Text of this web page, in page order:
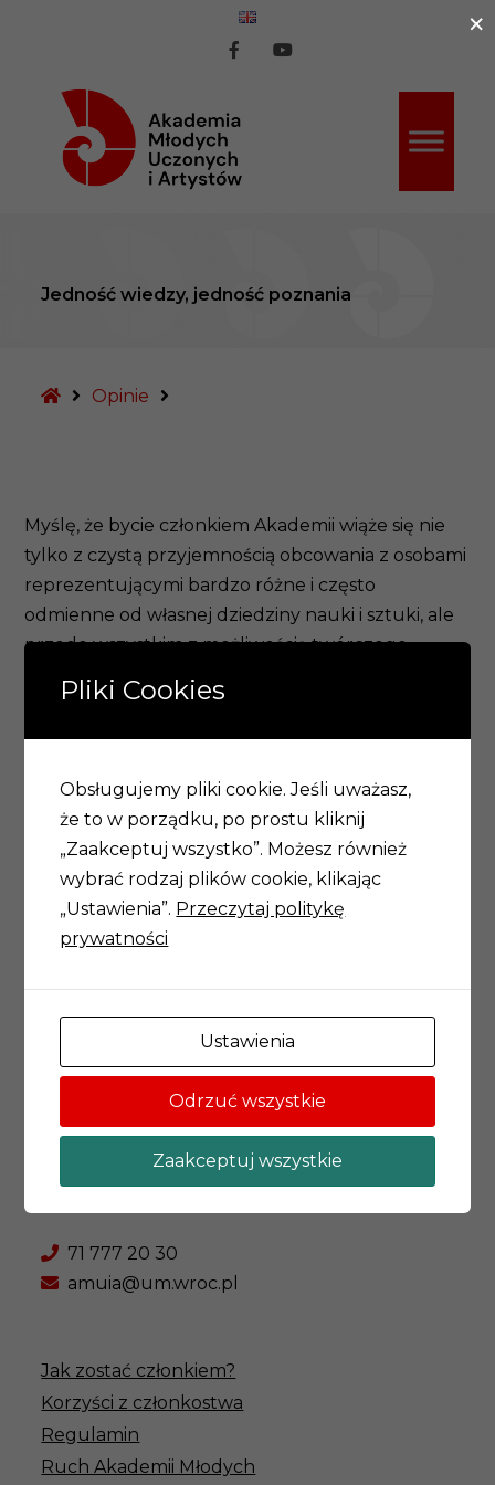
na
Facebook
Jedność wiedzy, jedność poznania
StronaOpinie
Myślę, że bycie członkiem Akademii wiąże się nie
tylko z czystą przyjemnością obcowania z osobami
reprezentującymi bardzo różne i często
odmienne od własnej dziedziny nauki i sztuki, ale
przede wszystkim z możliwością twórczego
działania wspólnego, którego celem jest zarówno
samorozwój i rozwój zbiorowy, jak i dostrzeganie
potencjału synergii, łączenia sił, działania dla dobra
Adam Mrozowicki
ul. Rynek 13,
71 777 20 30
amuia@um.wroc.pl
Jak zostać członkiem?
Korzyści z członkostwa
Regulamin
Ruch Akademii Młodych
×
Pliki Cookies
Obsługujemy pliki cookie. Jeśli uważasz,
że to w porządku, po prostu kliknij
„Zaakceptuj wszystko”. Możesz również
wybrać rodzaj plików cookie, klikając
„Ustawienia”. Przeczytaj politykę
prywatności
Ustawienia
Odrzuć wszystkie
Zaakceptuj wszystkie